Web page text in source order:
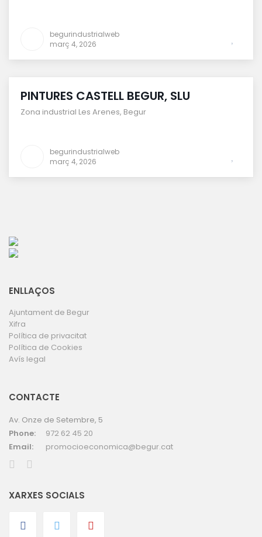
begurindustrialweb
març 4, 2026
PINTURES CASTELL BEGUR, SLU
Zona industrial Les Arenes, Begur
begurindustrialweb
març 4, 2026
ENLLAÇOS
Ajuntament de Begur
Xifra
Política de privacitat
Política de Cookies
Avís legal
CONTACTE
Av. Onze de Setembre, 5
Phone:
972 62 45 20
Email:
promocioeconomica@begur.cat
XARXES SOCIALS